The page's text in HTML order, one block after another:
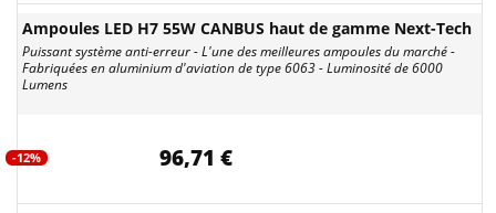
Ampoules LED H7 55W CANBUS haut de gamme Next-Tech
Puissant système anti-erreur - L'une des meilleures ampoules du marché -
Fabriquées en aluminium d'aviation de type 6063 - Luminosité de 6000
Lumens
-12% 96,71 €